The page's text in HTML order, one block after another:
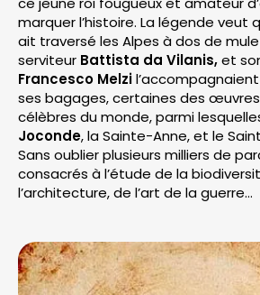
marquer l’histoire. La légende veut
ait traversé les Alpes à dos de
serviteur Battista da Vilanis,et
Francesco Melzil’accompagnaient
ses bagages, certaines des œuvres
célèbres du monde, parmi
Joconde, la Sainte-Anne, et le
Sans oublier plusieurs milliers de
consacrés à l’étude de la
l’architecture, de l’art de la guerre…